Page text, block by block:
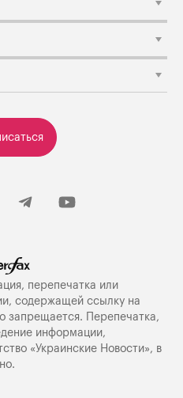
перепечатка или
содержащей ссылку на
запрещается. Перепечатка,
информации,
«Украинские Новости», в